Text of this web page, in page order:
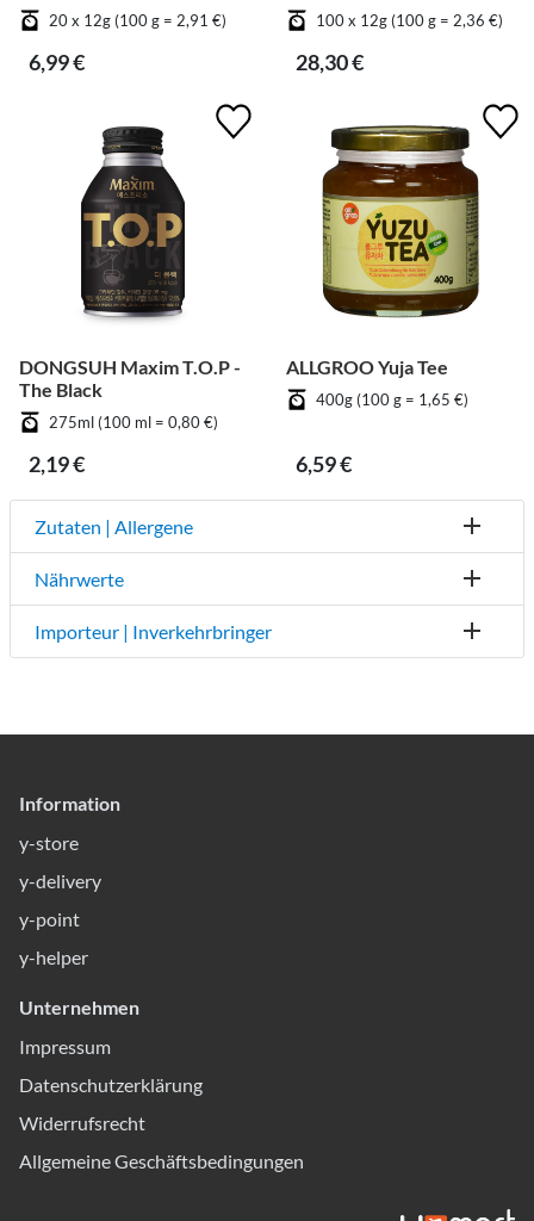
20 x 12g (100 g = 2,91 €)
6,99 €
100 x 12g (100 g = 2,36 €)
28,30 €
DONGSUH Maxim T.O.P -
The Black
275ml (100 ml = 0,80 €)
2,19 €
ALLGROO Yuja Tee
400g (100 g = 1,65 €)
6,59 €
Zutaten | Allergene
Nährwerte
Importeur | Inverkehrbringer
Information
y-store
y-delivery
y-point
y-helper
Unternehmen
Impressum
Datenschutzerklärung
Widerrufsrecht
Allgemeine Geschäftsbedingungen